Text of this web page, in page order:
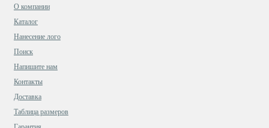
О компании
Каталог
Нанесение лого
Поиск
Напишите нам
Контакты
Доставка
Таблица размеров